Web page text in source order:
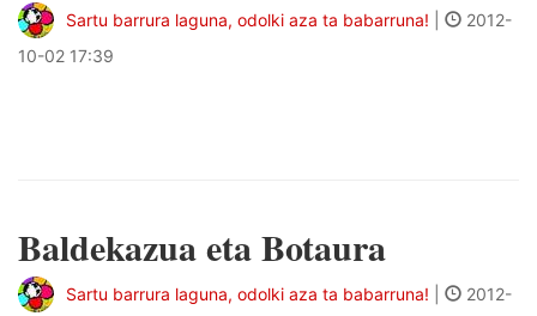
Sartu barrura laguna, odolki aza ta babarruna!
2012-
10-02 17:39
Baldekazua eta Botaura
Sartu barrura laguna, odolki aza ta babarruna! 2012-